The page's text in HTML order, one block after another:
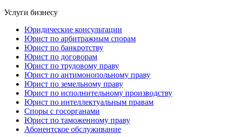
Услуги бизнесу
Юридические консультации
Юрист по арбитражным спорам
Юрист по банкротству
Юрист по договорам
Юрист по трудовому праву
Юрист по антимонопольному праву
Юрист по земельному праву
Юрист по исполнительному производству
Юрист по интеллектуальным правам
Споры с госорганами
Юрист по таможенному праву
Абонентское обслуживание